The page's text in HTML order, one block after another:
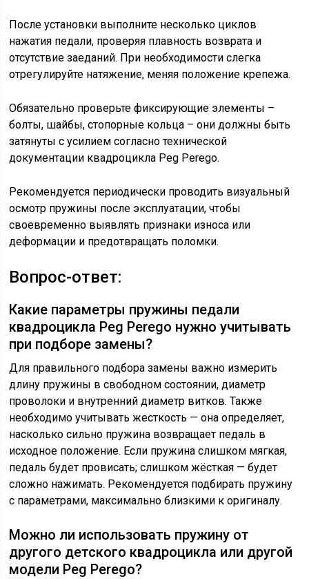
После установки выполните несколько циклов
нажатия педали, проверяя плавность возврата и
отсутствие заеданий. При необходимости слегка
отрегулируйте натяжение, меняя положение крепежа.
Обязательно проверьте фиксирующие элементы –
болты, шайбы, стопорные кольца – они должны быть
затянуты с усилием согласно технической
документации квадроцикла Peg Perego.
Рекомендуется периодически проводить визуальный
осмотр пружины после эксплуатации, чтобы
своевременно выявлять признаки износа или
деформации и предотвращать поломки.
Вопрос-ответ:
Какие параметры пружины педали
квадроцикла Peg Perego нужно учитывать
при подборе замены?
Для правильного подбора замены важно измерить
длину пружины в свободном состоянии, диаметр
проволоки и внутренний диаметр витков. Также
необходимо учитывать жесткость — она определяет,
насколько сильно пружина возвращает педаль в
исходное положение. Если пружина слишком мягкая,
педаль будет провисать; слишком жёсткая — будет
сложно нажимать. Рекомендуется подбирать пружину
с параметрами, максимально близкими к оригиналу.
Можно ли использовать пружину от
другого детского квадроцикла или другой
модели Peg Perego?